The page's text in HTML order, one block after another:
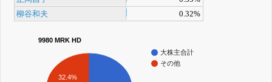
柳谷和夫
0.32%
9980 MRK HD
大株主合計
その他
32.4%